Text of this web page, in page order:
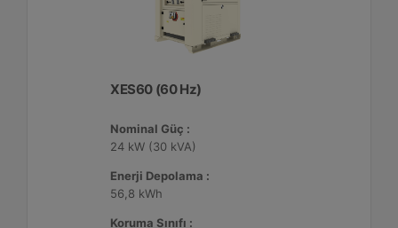
XES60 (60 Hz)
Nominal Güç :
24 kW (30 kVA)
Enerji Depolama :
56,8 kWh
Koruma Sınıfı :